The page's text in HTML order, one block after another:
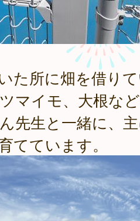
た所に畑を借り
マイモ、大根な
先生と一緒に、
てています。